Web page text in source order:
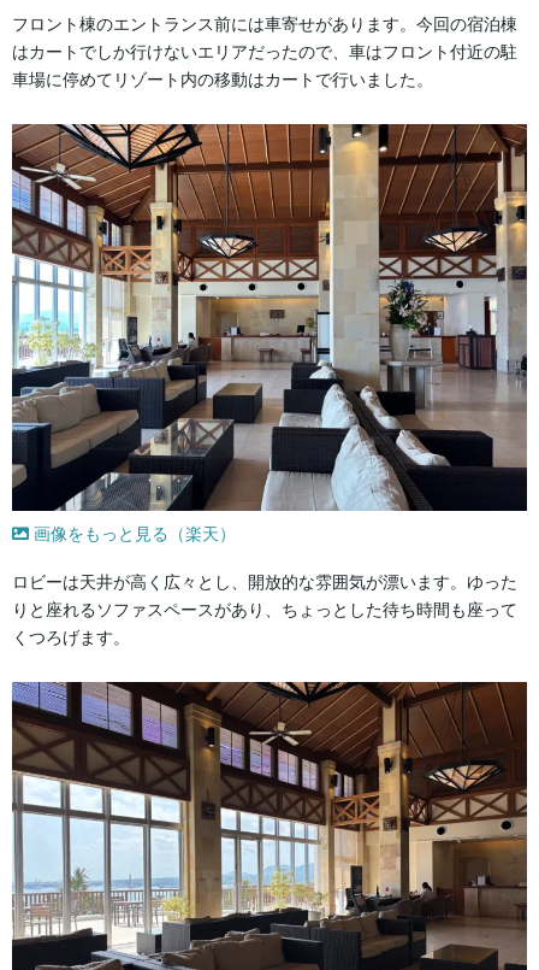
フロント棟のエントランス前には車寄せがあります。今回の宿泊棟
はカートでしか行けないエリアだったので、車はフロント付近の駐
車場に停めてリゾート内の移動はカートで行いました。
画像をもっと見る（楽天）
ロビーは天井が高く広々とし、開放的な雰囲気が漂います。ゆった
りと座れるソファスペースがあり、ちょっとした待ち時間も座って
くつろげます。